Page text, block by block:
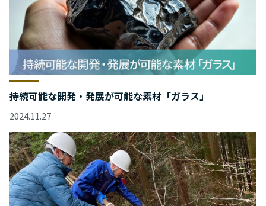
持続可能な開発・発展が可能な素材「ガラス」
2024.11.27